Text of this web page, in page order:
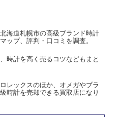
海道札幌市の高級ブランド時計
ップ、評判・口コミを調査。
時計を高く売るコツなどもまと
レックスのほか、オメガやブラ
時計を売却できる買取店になり